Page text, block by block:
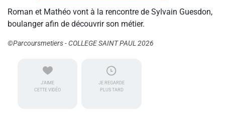
Roman et Mathéo vont à la rencontre de Sylvain Guesdon,
boulanger afin de découvrir son métier.
©Parcoursmetiers - COLLEGE SAINT PAUL 2026
J'AIME
CETTE VIDÉO
JE REGARDE
PLUS TARD